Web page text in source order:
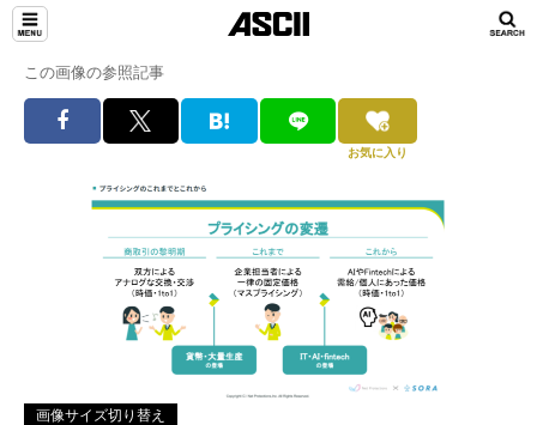
この画像の参照記事
お気に入り
画像サイズ切り替え